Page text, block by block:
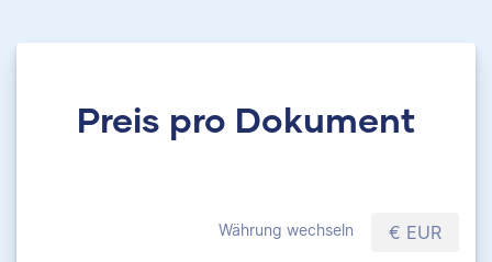
Preis pro Dokument
Währung wechseln € EUR